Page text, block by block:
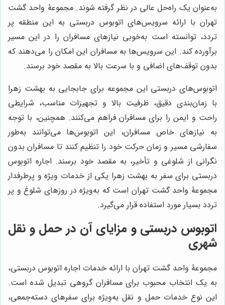
به‌عنوان یک راه‌حل عالی در نظر گرفته شوند. مجموعۀ واحد گشت
تهران با ارائه سرویس‌های اتوبوس دربستی به این منطقه پر
تردد، توانسته است به‌خوبی نیازهای مسافران را در این مسیر
برآورده کند. این سرویس‌ها به مسافران این امکان را می‌دهند که
بدون توقف‌های اضافی و با سرعت بالا به مقصد خود برسند.
اتوبوس‌های دربستی این مجموعه برای جابجایی به بهشت زهرا
با زمان‌بندی دقیق، ظرفیت بالا و تجهیزات مناسب، شرایطی
راحت و ایمن را برای مسافران فراهم می‌کنند. همچنین، با توجه
به نیازهای خاص مسافران، این اتوبوس‌ها می‌توانند به‌طور
سفارشی مسیر و زمان حرکت خود را تنظیم کنند تا مسافران بدون
نگرانی از شلوغی و تأخیر، به مقصد خود برسند. اجاره اتوبوس
دربستی برای سفر به بهشت زهرا یکی از خدمات ویژه و پرطرفدار
مجموعۀ واحد گشت تهران است که به‌ویژه در روزهای شلوغ و پر
تردد بسیار مورد استفاده قرار می‌گیرد.
اتوبوس دربستی و مزایای آن در حمل و نقل
شهری
مجموعۀ واحد گشت تهران با ارائه خدمات اجاره اتوبوس دربستی،
به یک انتخاب محبوب برای مسافران گروهی تبدیل شده است.
این نوع خدمات حمل و نقل به‌ویژه برای سفرهای دسته‌جمعی،